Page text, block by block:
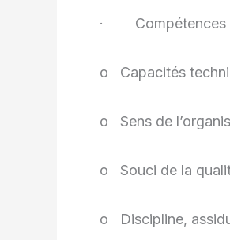
· Compétences
o Capacités
o Sens de
o Souci de la
o Discipline,